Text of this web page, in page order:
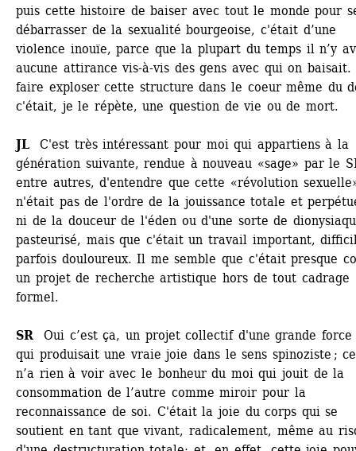
puis cette histoire de baiser avec tout le monde pour
débarrasser de la sexualité bourgeoise, c'était d’une
violence inouïe, parce que la plupart du temps il n’y
aucune attirance vis-à-vis des gens avec qui on baisait.
faire exploser cette structure dans le coeur même du
c'était, je le répète, une question de vie ou de mort.
JL
C'est très intéressant pour moi qui appartiens à la
génération suivante, rendue à nouveau «sage» par le
entre autres, d'entendre que cette «révolution
n'était pas de l'ordre de la jouissance totale et
ni de la douceur de l'éden ou d'une sorte de
pasteurisé, mais que c'était un travail important,
parfois douloureux. Il me semble que c'était presque
un projet de recherche artistique hors de tout cadrage
formel.
SR Oui c’est ça, un projet collectif d'une grande
qui produisait une vraie joie dans le sens spinoziste ;
n’a rien à voir avec le bonheur du moi qui jouit de la
consommation de l’autre comme miroir pour la
reconnaissance de soi. C'était la joie du corps qui se
soutient en tant que vivant, radicalement, même au